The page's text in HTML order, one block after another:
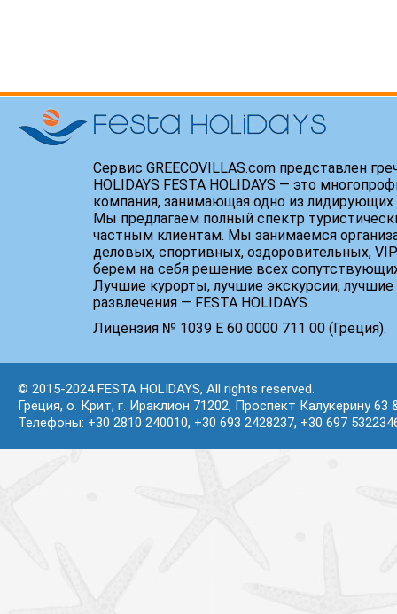
Сервис GREECOVILLAS.com представлен
HOLIDAYS FESTA HOLIDAYS — это
компания, занимающая одно из
Мы предлагаем полный спектр
частным клиентам. Мы занимаемся
деловых, спортивных, оздоровительных,
берем на себя решение всех
Лучшие курорты, лучшие экскурсии, лучшие
развлечения — FESTA HOLIDAYS.
Лицензия № 1039 Е 60 0000 711 00 (Греция).
© 2015-2024 FESTA HOLIDAYS, All rights reserved.
Греция, о. Крит, г. Ираклион 71202, Проспект Калукерину 63
Телефоны: +30 2810 240010, +30 693 2428237, +30 697